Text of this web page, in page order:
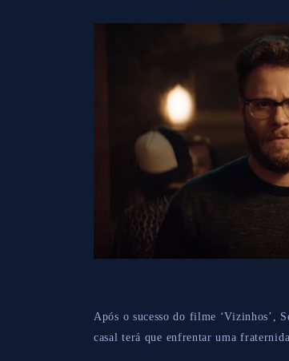
Após o sucesso do filme ‘Vizinhos’,
casal terá que enfrentar uma